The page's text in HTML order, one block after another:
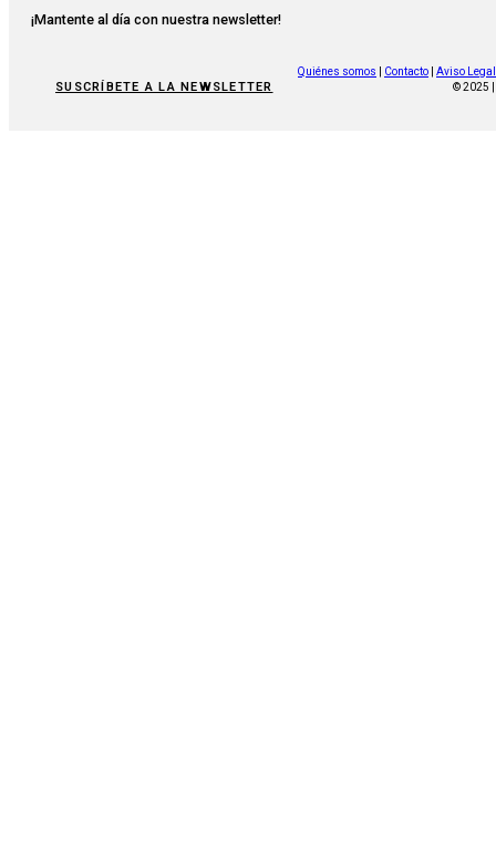
¡Mantente al día con nuestra newsletter!
SUSCRÍBETE A LA NEWSLETTER
Quiénes somos Contacto
Aviso Legal
© 2025